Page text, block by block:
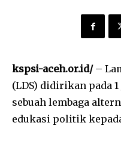
kspsi-aceh.or.id/–
(LDS) didirikan pada 1
sebuah lembaga
edukasi politik